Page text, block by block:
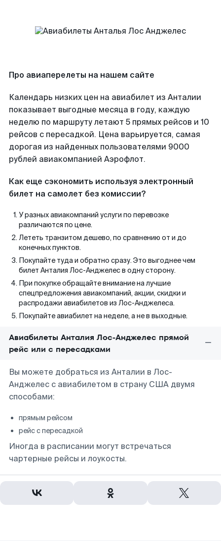
Про авиаперелеты на нашем сайте
Календарь низких цен на авиабилет из Анталии
показывает выгодные месяца в году, каждую
неделю по маршруту летают 5 прямых рейсов и 10
рейсов с пересадкой. Цена варьируется, самая
дорогая из найденных пользователями 9000
рублей авиакомпанией Аэрофлот.
Как еще сэкономить используя электронный
билет на самолет без комиссии?
У разных авиакомпаний услуги по перевозке
различаются по цене.
Лететь транзитом дешево, по сравнению от и до
конечных пунктов.
Покупайте туда и обратно сразу. Это выгоднее чем
билет Анталия Лос-Анджелес в одну сторону.
При покупке обращайте внимание на лучшие
спецпредложения авиакомпаний, акции, скидки и
распродажи авиабилетов из Лос-Анджелеса.
Покупайте авиабилет на неделе, а не в выходные.
Авиабилеты Анталия Лос-Анджелес прямой
рейс или с пересадками
Вы можете добраться из Анталии в Лос-
Анджелес с авиабилетом в страну США двумя
способами:
прямым рейсом
рейс с пересадкой
Иногда в расписании могут встречаться
чартерные рейсы и лоукосты.